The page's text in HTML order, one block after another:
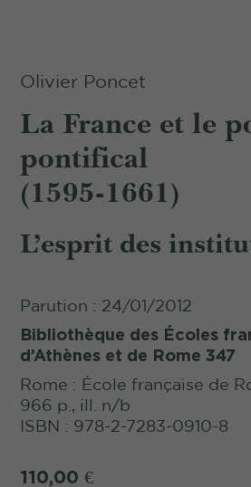
Olivier Poncet
La France et le
pontifical
(1595-1661)
L’esprit des
Parution : 24/01/2012
Bibliothèque des Écoles
d’Athènes et de Rome 347
Rome : École française de
966 p., ill. n/b
ISBN : 978-2-7283-0910-8
110,00 €